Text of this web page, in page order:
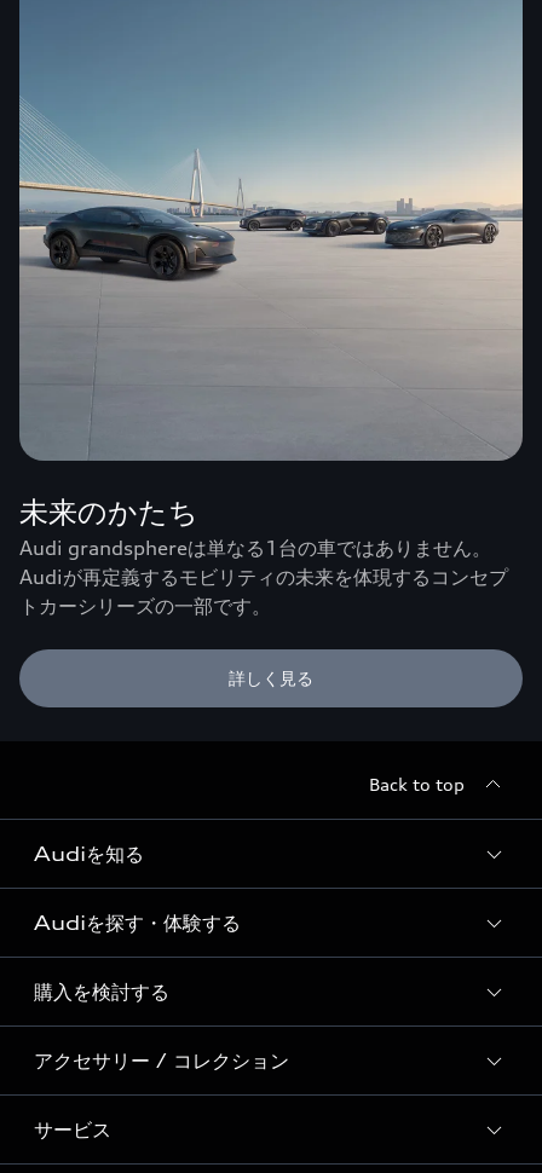
未来のかたち
Audi grandsphereは単なる1台の車ではありません。
Audiが再定義するモビリティの未来を体現するコンセプ
トカーシリーズの一部です。
詳しく見る
Back to top
Audiを知る
Audi ブランド
Story of Progress
Audi Sport
Formula 1®
デジタルサービス
Audiを探す・体験する
ディーラー検索
新車在庫検索
試乗車・展示車検索
見積り依頼
購入を検討する
モデル一覧
特別仕様モデル / 限定モデル
e-tronラインアップ
アクセサリー / コレクション
純正アクセサリー
サービス